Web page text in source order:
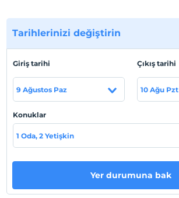
Otel koşulları
Check/in
En erken saat 12:00 ve sonrası
Check/out
En geç saat 12:00 ve öncesi
Evcil hayvan kabul edilmemektedir.
Sigara
Odalarda sigara içilmez
Çocuklar
Tarihlerinizi değiştirin
Giriş tarihi
9 Ağustos Paz
Çıkış tarihi
10 Ağu Pzt
Konuklar
1 Oda, 2 Yetişkin
Yer durumuna bak